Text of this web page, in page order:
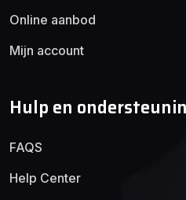
Online aanbod
Mijn account
Hulp en
FAQS
Help Center